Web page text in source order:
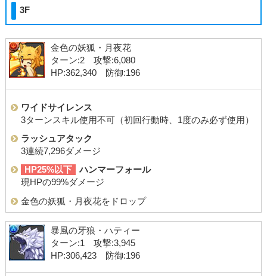
3F
金色の妖狐・月夜花
ターン:2 攻撃:6,080
HP:362,340 防御:196
ワイドサイレンス
3ターンスキル使用不可（初回行動時、1度のみ必ず使用）
ラッシュアタック
3連続7,296ダメージ
HP25%以下
ハンマーフォール
現HPの99%ダメージ
金色の妖狐・月夜花をドロップ
暴風の牙狼・ハティー
ターン:1 攻撃:3,945
HP:306,423 防御:196